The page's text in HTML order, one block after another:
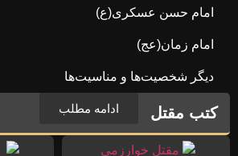
امام حسن عسکری(ع)
امام زمان(عج)
دیگر شخصیت‌ها و مناسیت‌ها
کتب مقتل ادامه مطلب